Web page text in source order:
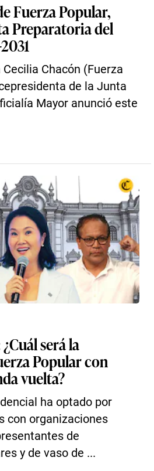
Fuerza Popular,
Preparatoria del
Chacón (Fuerza
de la Junta
Mayor anunció este
será la
Popular con
vuelta?
ha optado por
con organizaciones
de
y de vaso de ...